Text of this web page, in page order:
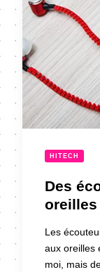
HITECH
Des
oreilles
Les
aux oreilles
moi, mais